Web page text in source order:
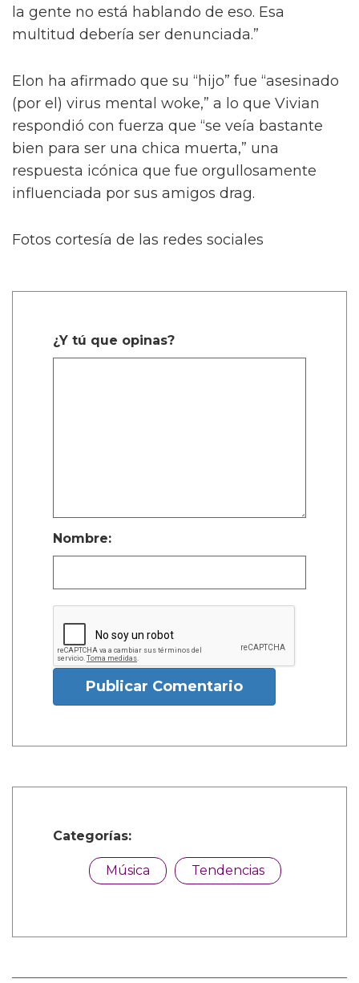
la gente no está hablando de eso. Esa
multitud debería ser denunciada.”
Elon ha afirmado que su “hijo” fue “asesinado
(por el) virus mental woke,” a lo que Vivian
respondió con fuerza que “se veía bastante
bien para ser una chica muerta,” una
respuesta icónica que fue orgullosamente
influenciada por sus amigos drag.
Fotos cortesía de las redes sociales
¿Y tú que opinas?
Nombre:
Publicar Comentario
Categorías:
Música Tendencias